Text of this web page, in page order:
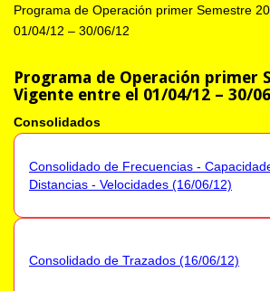
Programa de Operación primer Semestre
01/04/12 – 30/06/12
Programa de Operación primer
Vigente entre el 01/04/12 – 30/
Consolidados
Consolidado de Frecuencias -
Distancias - Velocidades (16/06/12)
Consolidado de Trazados (16/06/12)